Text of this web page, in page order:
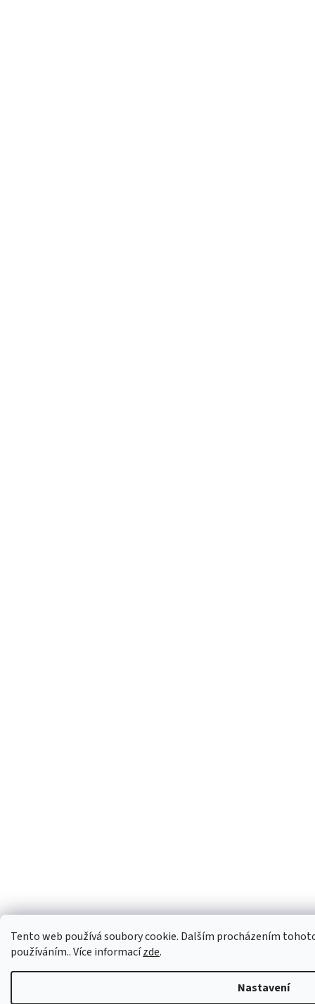
Tento web používá soubory cookie. Dalším procházením
používáním.. Více informacízde.
Nastavení